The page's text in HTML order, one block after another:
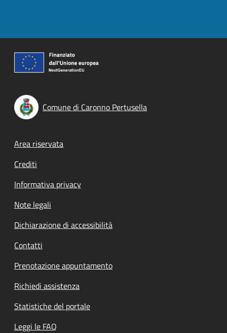
Comune di Caronno Pertusella
Footer menu
Area riservata
Crediti
Informativa privacy
Note legali
Dichiarazione di accessibilità
Contatti
Prenotazione appuntamento
Richiedi assistenza
Statistiche del portale
Leggi le FAQ